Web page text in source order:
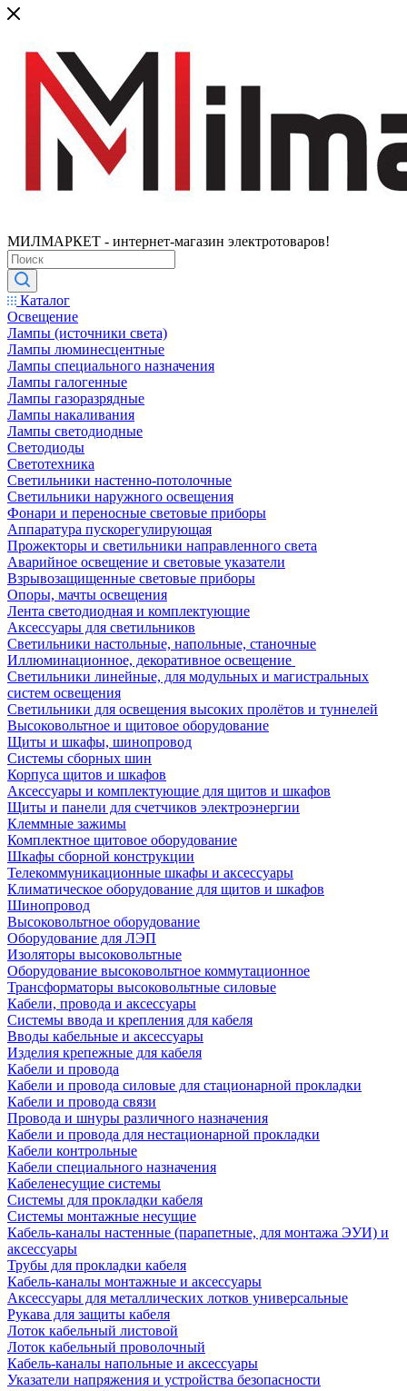
МИЛМАРКЕТ - интернет-магазин электротоваров!
Каталог
Освещение
Лампы (источники света)
Лампы люминесцентные
Лампы специального назначения
Лампы галогенные
Лампы газоразрядные
Лампы накаливания
Лампы светодиодные
Светодиоды
Светотехника
Светильники настенно-потолочные
Светильники наружного освещения
Фонари и переносные световые приборы
Аппаратура пускорегулирующая
Прожекторы и светильники направленного света
Аварийное освещение и световые указатели
Взрывозащищенные световые приборы
Опоры, мачты освещения
Лента светодиодная и комплектующие
Аксессуары для светильников
Светильники настольные, напольные, станочные
Иллюминационное, декоративное освещение
Светильники линейные, для модульных и магистральных
систем освещения
Светильники для освещения высоких пролётов и туннелей
Высоковольтное и щитовое оборудование
Щиты и шкафы, шинопровод
Системы сборных шин
Корпуса щитов и шкафов
Аксессуары и комплектующие для щитов и шкафов
Щиты и панели для счетчиков электроэнергии
Клеммные зажимы
Комплектное щитовое оборудование
Шкафы сборной конструкции
Телекоммуникационные шкафы и аксессуары
Климатическое оборудование для щитов и шкафов
Шинопровод
Высоковольтное оборудование
Оборудование для ЛЭП
Изоляторы высоковольтные
Оборудование высоковольтное коммутационное
Трансформаторы высоковольтные силовые
Кабели, провода и аксессуары
Системы ввода и крепления для кабеля
Вводы кабельные и аксессуары
Изделия крепежные для кабеля
Кабели и провода
Кабели и провода силовые для стационарной прокладки
Кабели и провода связи
Провода и шнуры различного назначения
Кабели и провода для нестационарной прокладки
Кабели контрольные
Кабели специального назначения
Кабеленесущие системы
Системы для прокладки кабеля
Системы монтажные несущие
Кабель-каналы настенные (парапетные, для монтажа ЭУИ) и
аксессуары
Трубы для прокладки кабеля
Кабель-каналы монтажные и аксессуары
Аксессуары для металлических лотков универсальные
Рукава для защиты кабеля
Лоток кабельный листовой
Лоток кабельный проволочный
Кабель-каналы напольные и аксессуары
Указатели напряжения и устройства безопасности